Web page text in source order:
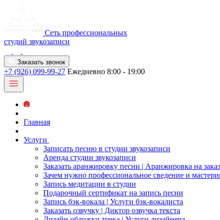
Сеть профессиональных
студий звукозаписи
Заказать звонок
+7 (926) 099-99-27 Ежедневно 8:00 - 19:00
Главная
Услуги
Записать песню в студии звукозаписи
Аренда студии звукозаписи
Заказать аранжировку песни | Аранжировка на заказ
Зачем нужно профессиональное сведение и
Запись медитации в студии
Подарочный сертификат на запись песни
Запись бэк-вокала | Услуги бэк-вокалиста
Заказать озвучку | Диктор озвучка текста